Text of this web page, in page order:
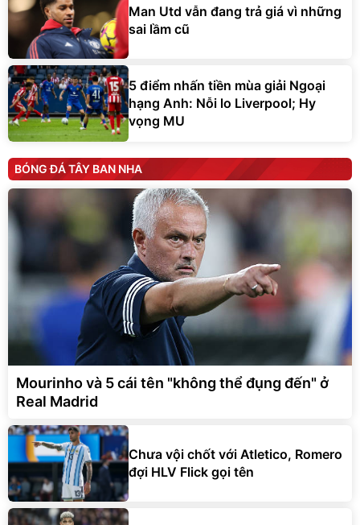
Man Utd vẫn đang trả giá vì những
sai lầm cũ
5 điểm nhấn tiền mùa giải Ngoại
hạng Anh: Nỗi lo Liverpool; Hy
vọng MU
BÓNG ĐÁ TÂY BAN NHA
Mourinho và 5 cái tên "không thể đụng đến" ở
Real Madrid
Chưa vội chốt với Atletico, Romero
đợi HLV Flick gọi tên